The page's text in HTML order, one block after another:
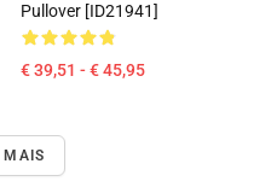
Pullover [ID21941]
€ 39,51 - € 45,95
MAIS